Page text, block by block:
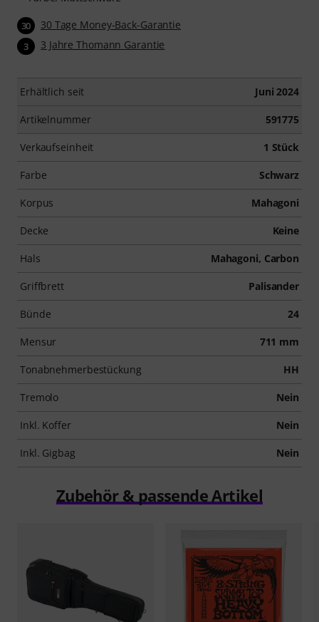
30 30 Tage Money-Back-Garantie
3 3 Jahre Thomann Garantie
Erhältlich seit Juni 2024
Artikelnummer 591775
Verkaufseinheit 1 Stück
Farbe Schwarz
Korpus Mahagoni
Decke Keine
Hals Mahagoni, Carbon
Griffbrett Palisander
Bünde 24
Mensur 711 mm
Tonabnehmerbestückung HH
Tremolo Nein
Inkl. Koffer Nein
Inkl. Gigbag Nein
Zubehör & passende Artikel